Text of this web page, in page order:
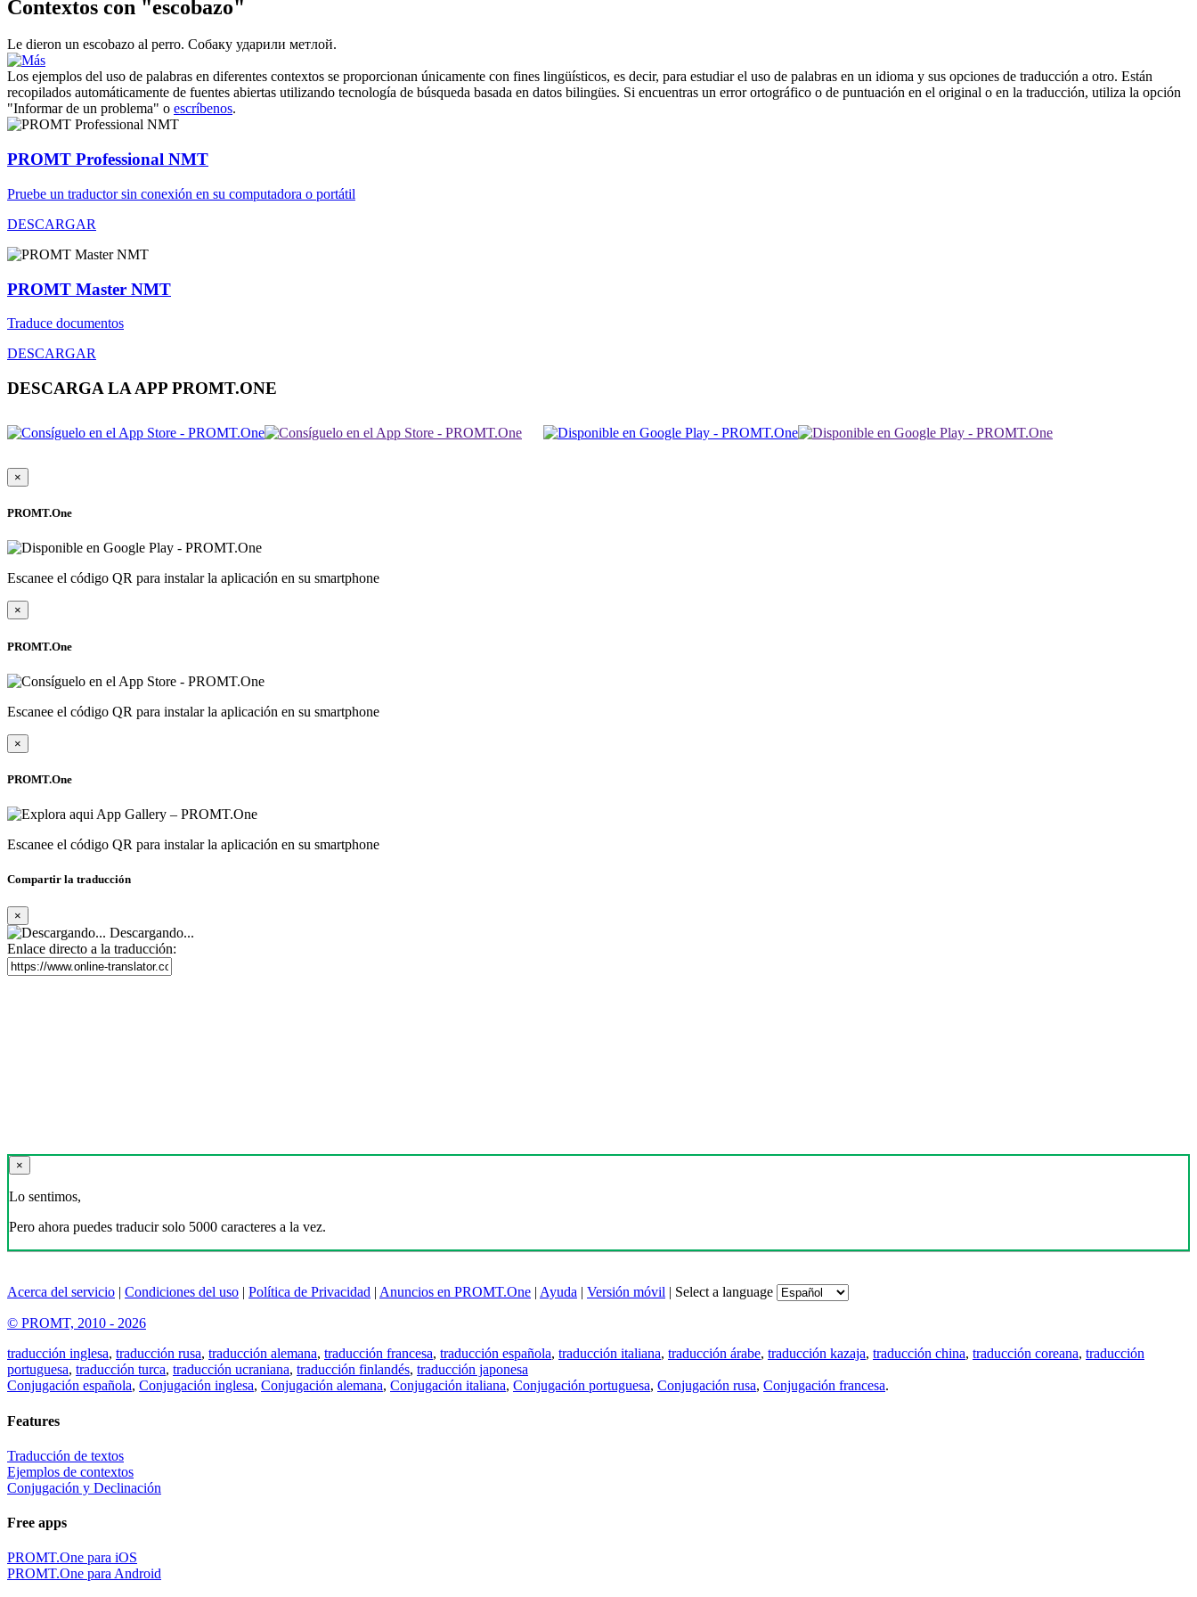
Contextos con "escobazo"
Le dieron un escobazo al perro. Собаку ударили метлой.
Los ejemplos del uso de palabras en diferentes contextos se proporcionan únicamente con fines lingüísticos, es decir, para estudiar el uso de palabras en un idioma y sus opciones de traducción a otro. Están
recopilados automáticamente de fuentes abiertas utilizando tecnología de búsqueda basada en datos bilingües. Si encuentras un error ortográfico o de puntuación en el original o en la traducción, utiliza la opción
"Informar de un problema" o escríbenos.
PROMT Professional NMT
Pruebe un traductor sin conexión en su computadora o portátil
DESCARGAR
PROMT Master NMT
Traduce documentos
DESCARGAR
DESCARGA LA APP PROMT.ONE
×
PROMT.One
Escanee el código QR para instalar la aplicación en su smartphone
×
PROMT.One
Escanee el código QR para instalar la aplicación en su smartphone
×
PROMT.One
Escanee el código QR para instalar la aplicación en su smartphone
Compartir la traducción
×
Descargando...
Enlace directo a la traducción:
×
Lo sentimos,
Pero ahora puedes traducir solo 5000 caracteres a la vez.
Acerca del servicio | Condiciones del uso | Política de Privacidad | Anuncios en PROMT.One | Ayuda | Versión móvil | Select a language
© PROMT, 2010 - 2026
traducción inglesa, traducción rusa, traducción alemana, traducción francesa, traducción española, traducción italiana, traducción árabe, traducción kazaja, traducción china, traducción coreana, traducción
portuguesa, traducción turca, traducción ucraniana, traducción finlandés, traducción japonesa
Conjugación española, Conjugación inglesa, Conjugación alemana, Conjugación italiana, Conjugación portuguesa, Conjugación rusa, Conjugación francesa.
Features
Traducción de textos
Ejemplos de contextos
Conjugación y Declinación
Free apps
PROMT.One para iOS
PROMT.One para Android